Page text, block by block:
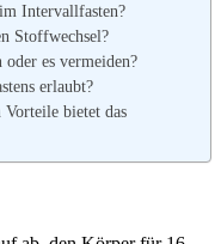
Intervallfasten?
Stoffwechsel?
es vermeiden?
erlaubt?
bietet das